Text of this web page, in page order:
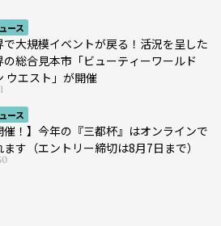
ース
で大規模イベントが戻る！活況を呈した
の総合見本市「ビューティーワールド
ウエスト」が開催
ース
催！】今年の『三都杯』はオンラインで
す（エントリー締切は8月7日まで）